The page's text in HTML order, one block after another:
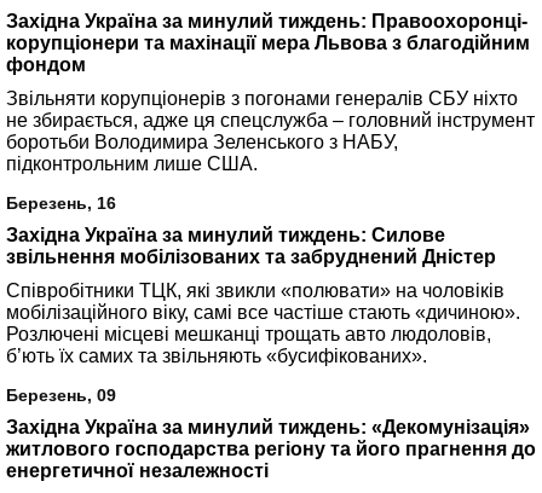
Західна Україна за минулий тиждень: Правоохоронці-
корупціонери та махінації мера Львова з благодійним
фондом
Звільняти корупціонерів з погонами генералів СБУ ніхто
не збирається, адже ця спецслужба – головний інструмент
боротьби Володимира Зеленського з НАБУ,
підконтрольним лише США.
Березень, 16
Західна Україна за минулий тиждень: Силове
звільнення мобілізованих та забруднений Дністер
Співробітники ТЦК, які звикли «полювати» на чоловіків
мобілізаційного віку, самі все частіше стають «дичиною».
Розлючені місцеві мешканці трощать авто людоловів,
б’ють їх самих та звільняють «бусифікованих».
Березень, 09
Західна Україна за минулий тиждень: «Декомунізація»
житлового господарства регіону та його прагнення до
енергетичної незалежності